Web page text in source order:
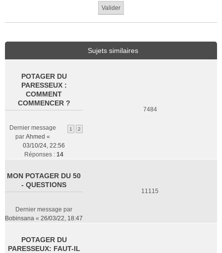
Sujets similaires
POTAGER DU
PARESSEUX :
COMMENT
COMMENCER ?
1 2
Dernier message
par Ahmed «
03/10/24, 22:56
Réponses : 14
7484
MON POTAGER DU 50
- QUESTIONS
Dernier message par
Bobinsana « 26/03/22, 18:47
11115
POTAGER DU
PARESSEUX: FAUT-IL